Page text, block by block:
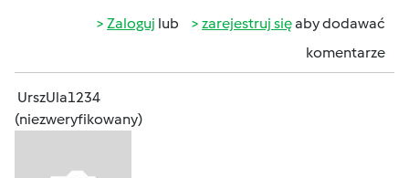
Zaloguj lub zarejestruj sięaby dodawać
komentarze
UrszUla1234
(niezweryfikowany)